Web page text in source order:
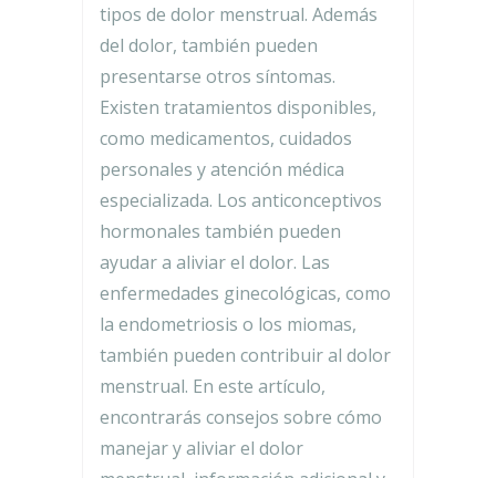
tipos de dolor menstrual. Además
del dolor, también pueden
presentarse otros síntomas.
Existen tratamientos disponibles,
como medicamentos, cuidados
personales y atención médica
especializada. Los anticonceptivos
hormonales también pueden
ayudar a aliviar el dolor. Las
enfermedades ginecológicas, como
la endometriosis o los miomas,
también pueden contribuir al dolor
menstrual. En este artículo,
encontrarás consejos sobre cómo
manejar y aliviar el dolor